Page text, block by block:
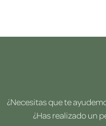
¿Necesitas que te
¿Has realizado un